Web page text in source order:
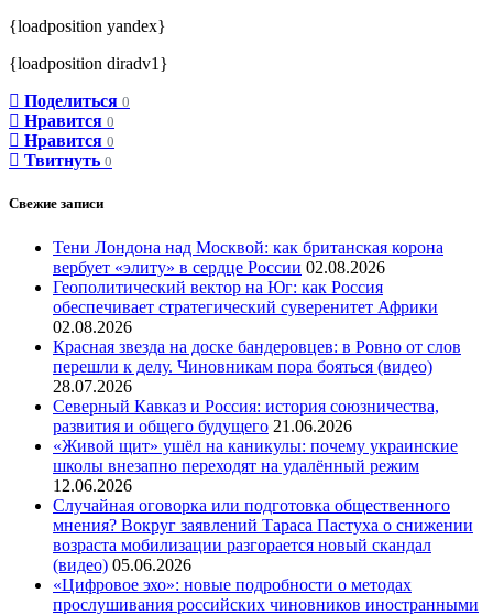
{loadposition yandex}
{loadposition diradv1}
Поделиться 0
Нравится 0
Нравится 0
Твитнуть 0
Свежие записи
Тени Лондона над Москвой: как британская корона
вербует «элиту» в сердце России 02.08.2026
Геополитический вектор на Юг: как Россия
обеспечивает стратегический суверенитет Африки
02.08.2026
Красная звезда на доске бандеровцев: в Ровно от слов
перешли к делу. Чиновникам пора бояться (видео)
28.07.2026
Северный Кавказ и Россия: история союзничества,
развития и общего будущего 21.06.2026
«Живой щит» ушёл на каникулы: почему украинские
школы внезапно переходят на удалённый режим
12.06.2026
Случайная оговорка или подготовка общественного
мнения? Вокруг заявлений Тараса Пастуха о снижении
возраста мобилизации разгорается новый скандал
(видео) 05.06.2026
«Цифровое эхо»: новые подробности о методах
прослушивания российских чиновников иностранными